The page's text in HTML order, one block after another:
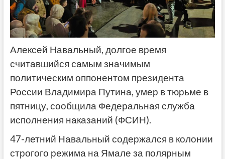
Алексей Навальный, долгое время
считавшийся самым значимым
политическим оппонентом президента
России Владимира Путина, умер в тюрьме в
пятницу, сообщила Федеральная служба
исполнения наказаний (ФСИН).
47-летний Навальный содержался в колонии
строгого режима на Ямале за полярным